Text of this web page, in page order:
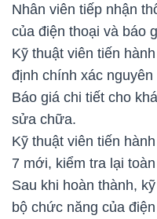
Nhân viên tiếp nhận
của điện thoại và báo
Kỹ thuật viên tiến
định chính xác
Báo giá chi tiết cho
sửa chữa.
Kỹ thuật viên tiến
7 mới, kiểm tra lại
Sau khi hoàn thành,
bộ chức năng của